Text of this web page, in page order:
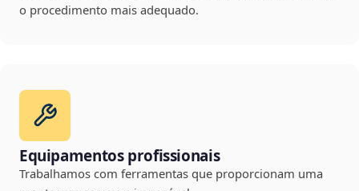
o procedimento mais adequado.
Equipamentos profissionais
Trabalhamos com ferramentas que proporcionam uma